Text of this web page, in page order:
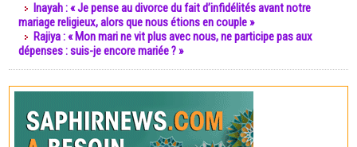
Inayah : « Je pense au divorce du fait d’infidélités avant notre
mariage religieux, alors que nous étions en couple »
Rajiya : « Mon mari ne vit plus avec nous, ne participe pas aux
dépenses : suis-je encore mariée ? »